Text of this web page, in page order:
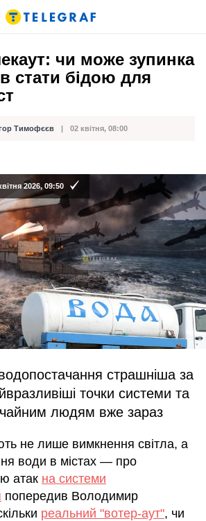
чи може зупинка
стати бідою для
Тимофєєв 02 квітня, 08:00
2026, 09:50
страшніша за
точки системи та
людям вже зараз
не лише вимкнення світла, а
води в містах — про
атак на системи
попередив Володимир
реальний "вотер-аут", чи